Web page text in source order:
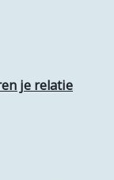
je relatie